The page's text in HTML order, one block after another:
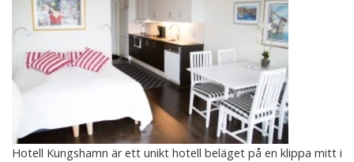
Hotell Kungshamn är ett unikt hotell beläget på en klippa mitt i